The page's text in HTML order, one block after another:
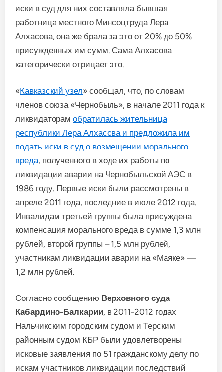
иски в суд для них составляла бывшая
работница местного Минсоцтруда Лера
Алхасова, она же брала за это от 20% до 50%
присужденных им сумм. Сама Алхасова
категорически отрицает это.
«Кавказский узел» сообщал, что, по словам
членов союза «Чернобыль», в начале 2011 года к
ликвидаторамобратилась жительница
республики Лера Алхасова и предложила им
подать иски в суд о возмещении морального
вреда, полученного в ходе их работы по
ликвидации аварии на Чернобыльской АЭС в
1986 году. Первые иски были рассмотрены в
апреле 2011 года, последние в июле 2012 года.
Инвалидам третьей группы была присуждена
компенсация морального вреда в сумме 1,3 млн
рублей, второй группы – 1,5 млн рублей,
участникам ликвидации аварии на «Маяке» —
1,2 млн рублей.
Согласно сообщению Верховного суда
Кабардино-Балкарии, в 2011-2012 годах
Нальчикским городским судом и Терским
районным судом КБР были удовлетворены
исковые заявления по 51 гражданскому делу по
искам участников ликвидации последствий